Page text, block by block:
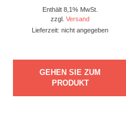
Enthält 8,1% MwSt.
zzgl.Versand
Lieferzeit: nicht angegeben
GEHEN SIE ZUM
PRODUKT